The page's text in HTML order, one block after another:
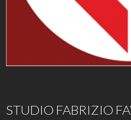
STUDIO FABRIZIO